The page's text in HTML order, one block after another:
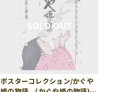
ポスターコレクション/かぐや